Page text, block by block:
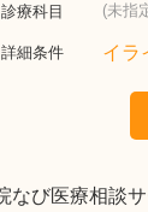
診療科目 (未指
詳細条件 イラ
なび医療相談